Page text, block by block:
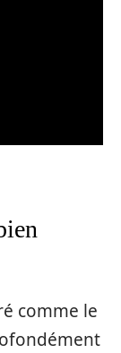
comme le